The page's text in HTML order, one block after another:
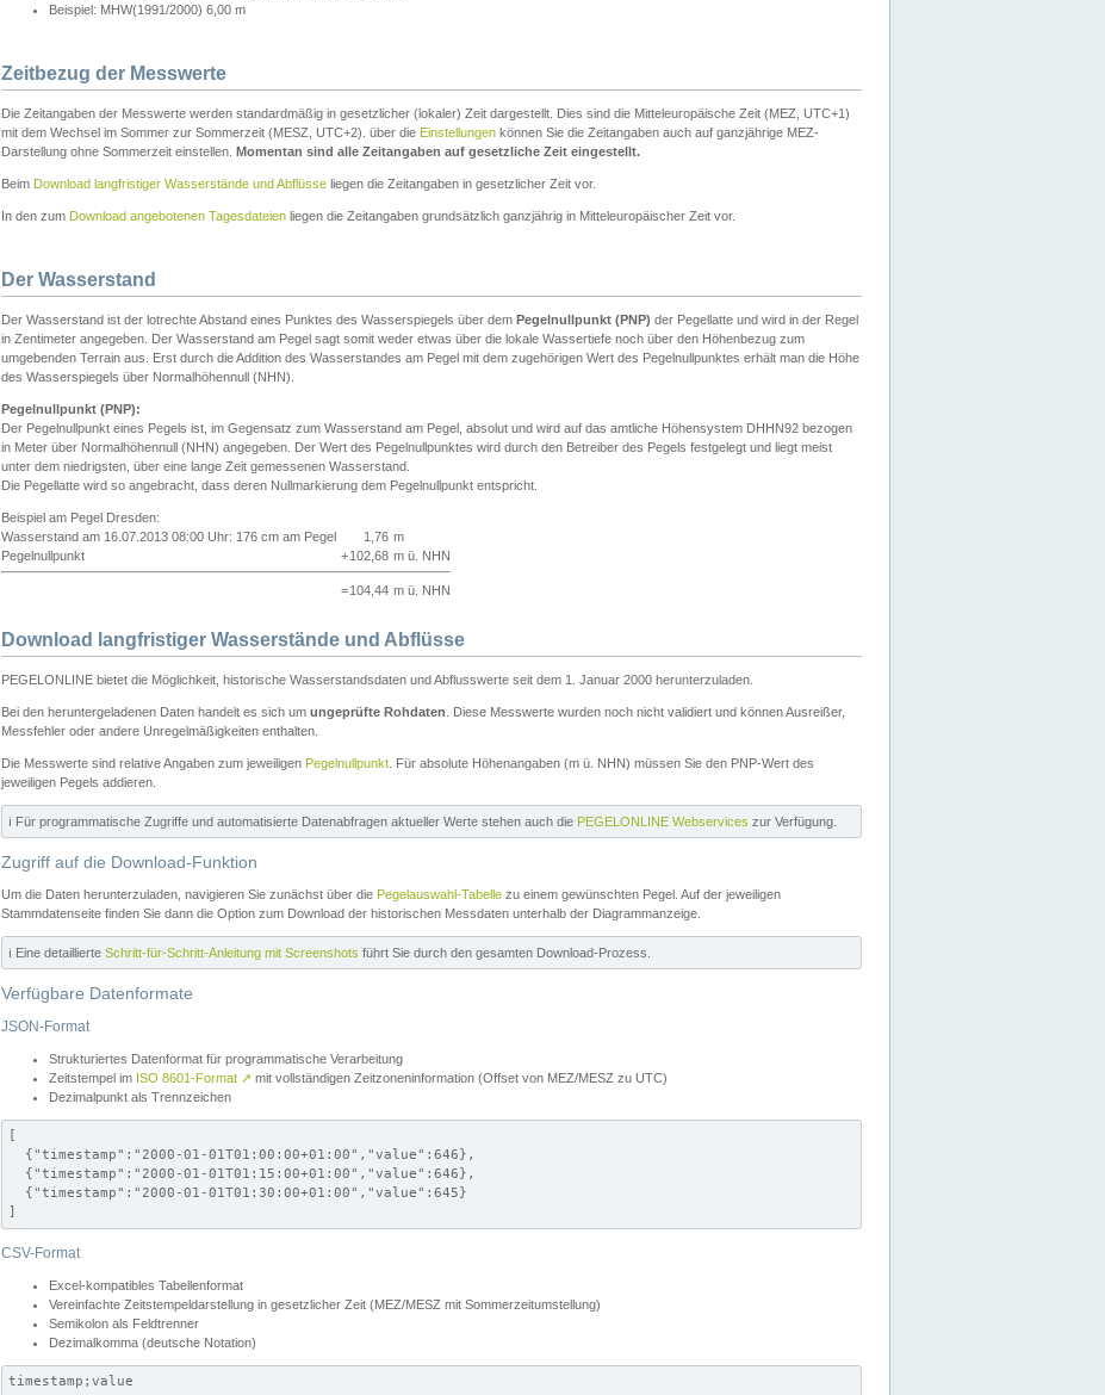
Beispiel: MHW(1991/2000) 6,00 m
Zeitbezug der Messwerte
Die Zeitangaben der Messwerte werden standardmäßig in gesetzlicher (lokaler) Zeit dargestellt. Dies sind die Mitteleuropäische Zeit (MEZ, UTC+1)
mit dem Wechsel im Sommer zur Sommerzeit (MESZ, UTC+2). über die Einstellungen können Sie die Zeitangaben auch auf ganzjährige MEZ-
Darstellung ohne Sommerzeit einstellen. Momentan sind alle Zeitangaben auf gesetzliche Zeit eingestellt.
Beim Download langfristiger Wasserstände und Abflüsse liegen die Zeitangaben in gesetzlicher Zeit vor.
In den zum Download angebotenen Tagesdateien liegen die Zeitangaben grundsätzlich ganzjährig in Mitteleuropäischer Zeit vor.
Der Wasserstand
Der Wasserstand ist der lotrechte Abstand eines Punktes des Wasserspiegels über dem Pegelnullpunkt (PNP) der Pegellatte und wird in der Regel
in Zentimeter angegeben. Der Wasserstand am Pegel sagt somit weder etwas über die lokale Wassertiefe noch über den Höhenbezug zum
umgebenden Terrain aus. Erst durch die Addition des Wasserstandes am Pegel mit dem zugehörigen Wert des Pegelnullpunktes erhält man die Höhe
des Wasserspiegels über Normalhöhennull (NHN).
Pegelnullpunkt (PNP):
Der Pegelnullpunkt eines Pegels ist, im Gegensatz zum Wasserstand am Pegel, absolut und wird auf das amtliche Höhensystem DHHN92 bezogen
in Meter über Normalhöhennull (NHN) angegeben. Der Wert des Pegelnullpunktes wird durch den Betreiber des Pegels festgelegt und liegt meist
unter dem niedrigsten, über eine lange Zeit gemessenen Wasserstand.
Die Pegellatte wird so angebracht, dass deren Nullmarkierung dem Pegelnullpunkt entspricht.
Beispiel am Pegel Dresden:
Wasserstand am 16.07.2013 08:00 Uhr: 176 cm am Pegel
1,76 m
Pegelnullpunkt
+102,68 m ü. NHN
=104,44 m ü. NHN
Download langfristiger Wasserstände und Abflüsse
PEGELONLINE bietet die Möglichkeit, historische Wasserstandsdaten und Abflusswerte seit dem 1. Januar 2000 herunterzuladen.
Bei den heruntergeladenen Daten handelt es sich um ungeprüfte Rohdaten . Diese Messwerte wurden noch nicht validiert und können Ausreißer,
Messfehler oder andere Unregelmäßigkeiten enthalten.
Die Messwerte sind relative Angaben zum jeweiligen Pegelnullpunkt . Für absolute Höhenangaben (m ü. NHN) müssen Sie den PNP-Wert des
jeweiligen Pegels addieren.
ℹ️ Für programmatische Zugriffe und automatisierte Datenabfragen aktueller Werte stehen auch die PEGELONLINE Webservices zur Verfügung.
Zugriff auf die Download-Funktion
Um die Daten herunterzuladen, navigieren Sie zunächst über die Pegelauswahl-Tabelle zu einem gewünschten Pegel. Auf der jeweiligen
Stammdatenseite finden Sie dann die Option zum Download der historischen Messdaten unterhalb der Diagrammanzeige.
ℹ️ Eine detaillierte Schritt-für-Schritt-Anleitung mit Screenshots führt Sie durch den gesamten Download-Prozess.
Verfügbare Datenformate
JSON-Format
Strukturiertes Datenformat für programmatische Verarbeitung
Zeitstempel im ISO 8601-Format ↗ mit vollständigen Zeitzoneninformation (Offset von MEZ/MESZ zu UTC)
Dezimalpunkt als Trennzeichen
[
  {"timestamp":"2000-01-01T01:00:00+01:00","value":646},
  {"timestamp":"2000-01-01T01:15:00+01:00","value":646},
  {"timestamp":"2000-01-01T01:30:00+01:00","value":645}
]
CSV-Format
Excel-kompatibles Tabellenformat
Vereinfachte Zeitstempeldarstellung in gesetzlicher Zeit (MEZ/MESZ mit Sommerzeitumstellung)
Semikolon als Feldtrenner
Dezimalkomma (deutsche Notation)
timestamp;value